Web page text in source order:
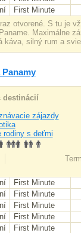
First Minute
otvorené. S tu je
Maximálne
káva, silný rum a
destinácií
zájazdy
rodiny s deťmi
First Minute
First Minute
First Minute
First Minute
First Minute